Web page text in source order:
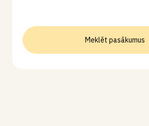
Meklēt pasākumus